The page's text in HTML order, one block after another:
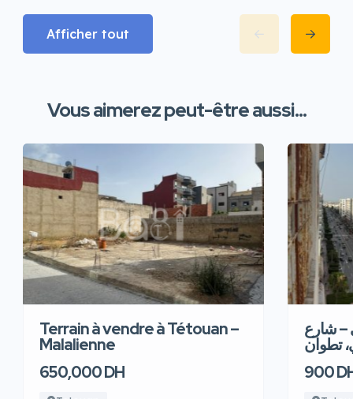
Afficher tout
Vous aimerez peut-être aussi...
Terrain à vendre à Tétouan –
Malalienne
650,000 DH
– شارع
تطوان
900